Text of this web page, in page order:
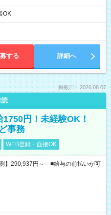
OK
する 詳細へ
掲載日：2026.08.07
読
円！未経験OK！
事務
WEB登録・面接OK
】290,937円～ ■給与の前払いが可